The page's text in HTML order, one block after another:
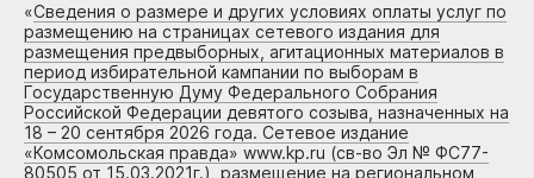
«Сведения о размере и других условиях оплаты услуг по
размещению на страницах сетевого издания для
размещения предвыборных, агитационных материалов в
период избирательной кампании по выборам в
Государственную Думу Федерального Собрания
Российской Федерации девятого созыва, назначенных на
18 – 20 сентября 2026 года. Сетевое издание
«Комсомольская правда» www.kp.ru (св-во Эл № ФС77-
80505 от 15.03.2021г.), размещение на региональном